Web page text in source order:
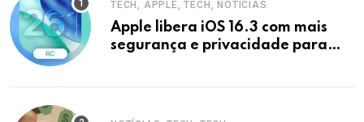
TECH, APPLE, TECH, NOTÍCIAS
Apple libera iOS 16.3 com mais
segurança e privacidade para